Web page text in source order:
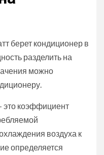
берет кондиционер в
разделить на
можно
это коэффициент
воздуха к
определяется